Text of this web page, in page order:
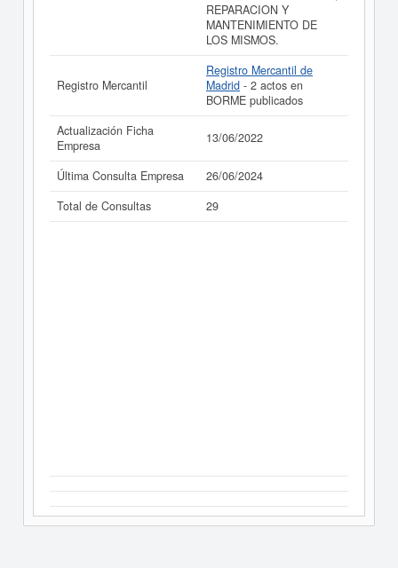
REPARACION Y
MANTENIMIENTO DE
LOS MISMOS.
Registro Mercantil
Registro Mercantil de
Madrid - 2 actos en
BORME publicados
Actualización Ficha
Empresa
13/06/2022
Última Consulta Empresa
26/06/2024
Total de Consultas
29